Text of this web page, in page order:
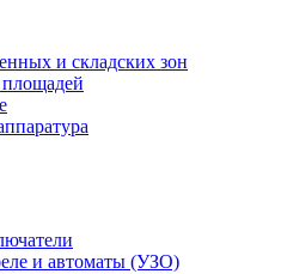
и складских зон
и автоматы (УЗО)